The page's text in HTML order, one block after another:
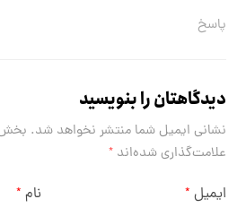
پاسخ
دیدگاهتان را بنویسید
نشانی ایمیل شما منتشر نخواهد شد.
علامت‌گذاری شده‌اند*
نام * ایمیل *